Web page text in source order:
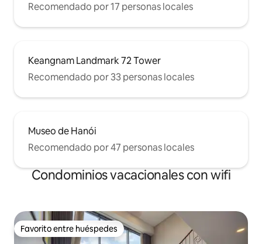
Recomendado por 17 personas locales
Keangnam Landmark 72 Tower
Recomendado por 33 personas locales
Museo de Hanói
Recomendado por 47 personas locales
Condominios vacacionales con wifi
Favorito entre huéspedes
Favorito entre huéspedes